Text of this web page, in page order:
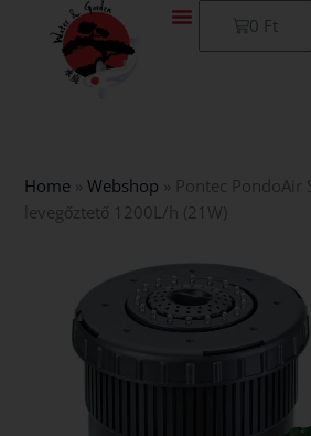
0 Ft
Kosár
Home »Webshop
Pontec PondoAir
levegőztető 1200L/h (21W)
levegőztető